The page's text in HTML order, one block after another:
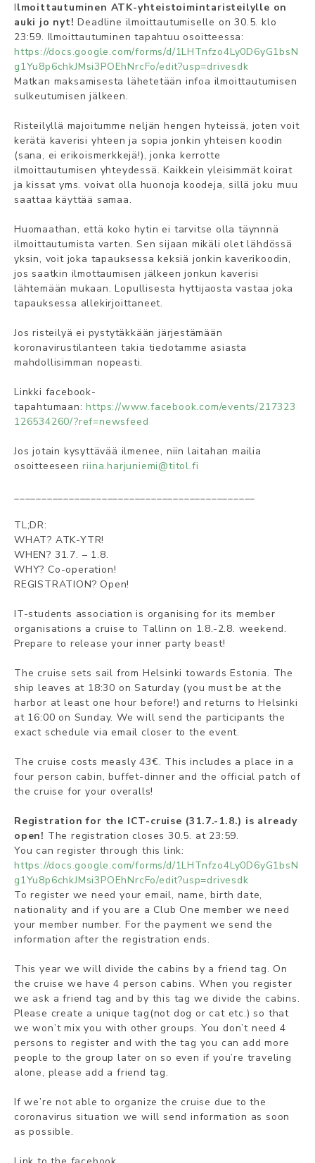
Ilmoittautuminen ATK-yhteistoimintaristeilylle on
auki jo nyt! Deadline ilmoittautumiselle on 30.5. klo
23:59. Ilmoittautuminen tapahtuu osoitteessa:
https://docs.google.com/forms/d/1LHTnfzo4Ly0D6yG1bsN
g1Yu8p6chkJMsi3POEhNrcFo/edit?usp=drivesdk
Matkan maksamisesta lähetetään infoa ilmoittautumisen
sulkeutumisen jälkeen.
Risteilyllä majoitumme neljän hengen hyteissä, joten voit
kerätä kaverisi yhteen ja sopia jonkin yhteisen koodin
(sana, ei erikoismerkkejä!), jonka kerrotte
ilmoittautumisen yhteydessä. Kaikkein yleisimmät koirat
ja kissat yms. voivat olla huonoja koodeja, sillä joku muu
saattaa käyttää samaa.
Huomaathan, että koko hytin ei tarvitse olla täynnnä
ilmoittautumista varten. Sen sijaan mikäli olet lähdössä
yksin, voit joka tapauksessa keksiä jonkin kaverikoodin,
jos saatkin ilmottaumisen jälkeen jonkun kaverisi
lähtemään mukaan. Lopullisesta hyttijaosta vastaa joka
tapauksessa allekirjoittaneet.
Jos risteilyä ei pystytäkkään järjestämään
koronavirustilanteen takia tiedotamme asiasta
mahdollisimman nopeasti.
Linkki facebook-
tapahtumaan:https://www.facebook.com/events/217323
126534260/?ref=newsfeed
Jos jotain kysyttävää ilmenee, niin laitahan mailia
osoitteeseenriina.harjuniemi@titol.fi
____________________________________________
TL;DR:
WHAT? ATK-YTR!
WHEN? 31.7. – 1.8.
WHY? Co-operation!
REGISTRATION? Open!
IT-students association is organising for its member
organisations a cruise to Tallinn on 1.8.-2.8. weekend.
Prepare to release your inner party beast!
The cruise sets sail from Helsinki towards Estonia. The
ship leaves at 18:30 on Saturday (you must be at the
harbor at least one hour before!) and returns to Helsinki
at 16:00 on Sunday. We will send the participants the
exact schedule via email closer to the event.
The cruise costs measly 43€. This includes a place in a
four person cabin, buffet-dinner and the official patch of
the cruise for your overalls!
Registration for the ICT-cruise (31.7.-1.8.) is already
open! The registration closes 30.5. at 23:59.
You can register through this link:
https://docs.google.com/forms/d/1LHTnfzo4Ly0D6yG1bsN
g1Yu8p6chkJMsi3POEhNrcFo/edit?usp=drivesdk
To register we need your email, name, birth date,
nationality and if you are a Club One member we need
your member number. For the payment we send the
information after the registration ends.
This year we will divide the cabins by a friend tag. On
the cruise we have 4 person cabins. When you register
we ask a friend tag and by this tag we divide the cabins.
Please create a unique tag(not dog or cat etc.) so that
we won’t mix you with other groups. You don’t need 4
persons to register and with the tag you can add more
people to the group later on so even if you’re traveling
alone, please add a friend tag.
If we’re not able to organize the cruise due to the
coronavirus situation we will send information as soon
as possible.